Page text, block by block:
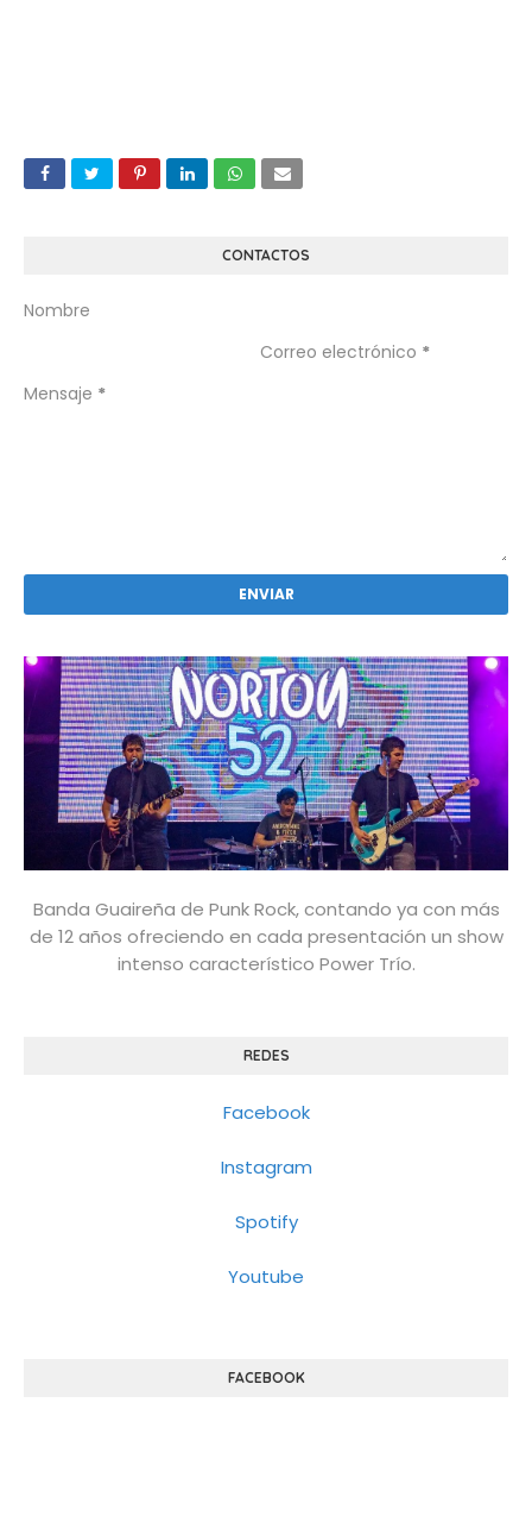
CONTACTOS
Nombre
Correo electrónico *
Mensaje *
Banda Guaireña de Punk Rock, contando ya con más
de 12 años ofreciendo en cada presentación un show
intenso característico Power Trío.
REDES
Facebook
Instagram
Spotify
Youtube
FACEBOOK